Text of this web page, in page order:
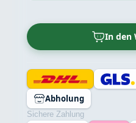
In den
Abholung
Sichere Zahlung